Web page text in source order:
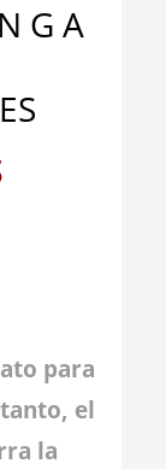
G A
para
el
la